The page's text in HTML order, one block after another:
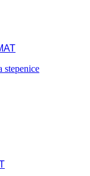
stepenice